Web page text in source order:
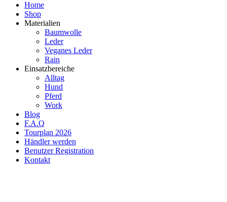
Home
Shop
Materialien
Baumwolle
Leder
Veganes Leder
Rain
Einsatzbereiche
Alltag
Hund
Pferd
Work
Blog
F.A.Q
Tourplan 2026
Händler werden
Benutzer Registration
Kontakt